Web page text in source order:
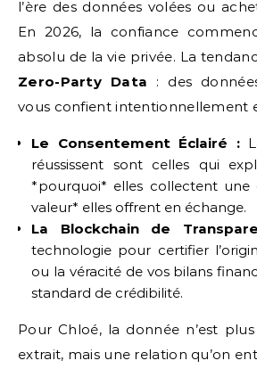
l’ère des données volées ou
En 2026, la confiance
absolu de la vie privée. La
Zero-Party Data : des
vous confient intentionnellement
Le Consentement Éclairé :
réussissent sont celles qui
*pourquoi* elles collectent une
valeur* elles offrent en échange.
La Blockchain de
technologie pour certifier
ou la véracité de vos bilans
standard de crédibilité.
Pour Chloé, la donnée n’est
extrait, mais une relation qu’on